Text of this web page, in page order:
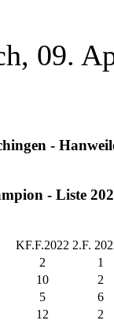
09.
-
- Liste
KF.F.2022 2.F.
2
1
10
2
5
6
12
2